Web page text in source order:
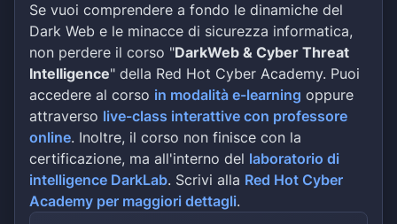
Se vuoi comprendere a fondo le dinamiche del
Dark Web e le minacce di sicurezza informatica,
non perdere il corso "DarkWeb & Cyber Threat
Intelligence" della Red Hot Cyber Academy. Puoi
accedere al corso in modalità e-learning oppure
attraverso live-class interattive con professore
online. Inoltre, il corso non finisce con la
certificazione, ma all'interno del laboratorio di
intelligence DarkLab. Scrivi alla Red Hot Cyber
Academy per maggiori dettagli.